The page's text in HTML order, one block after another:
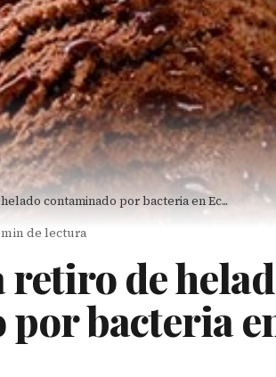
contaminado por bacteria en Ec...
min de lectura
retiro de
bacteria